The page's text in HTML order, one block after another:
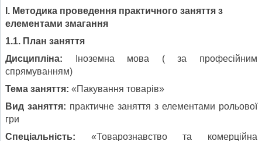
І. Методика проведення практичного заняття з
елементами змагання
1.1. План заняття
Дисципліна: Іноземна мова ( за професійним
спрямуванням)
Тема заняття: «Пакування товарів»
Вид заняття: практичне заняття з елементами рольової
гри
Спеціальність: «Товарознавство та комерційна